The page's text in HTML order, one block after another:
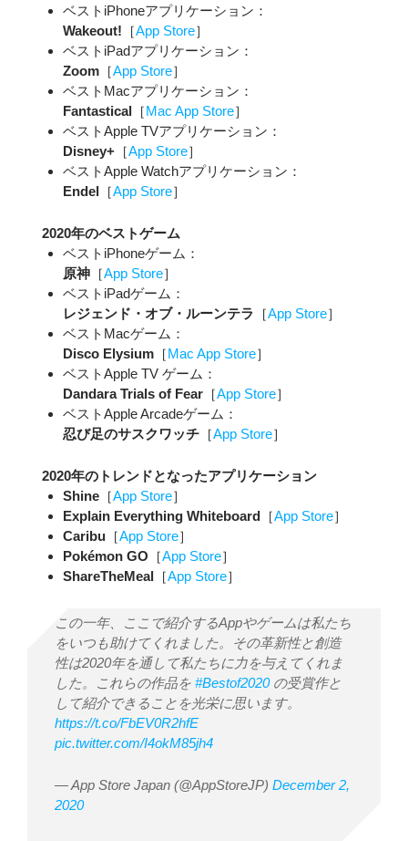
ベストiPhoneアプリケーション：
Wakeout! ［App Store］
ベストiPadアプリケーション：
Zoom ［App Store］
ベストMacアプリケーション：
Fantastical ［Mac App Store］
ベストApple TVアプリケーション：
Disney+ ［App Store］
ベストApple Watchアプリケーション：
Endel ［App Store］
2020年のベストゲーム
ベストiPhoneゲーム：
原神 ［App Store］
ベストiPadゲーム：
レジェンド・オブ・ルーンテラ ［App Store］
ベストMacゲーム：
Disco Elysium ［Mac App Store］
ベストApple TV ゲーム：
Dandara Trials of Fear ［App Store］
ベストApple Arcadeゲーム：
忍び足のサスクワッチ ［App Store］
2020年のトレンドとなったアプリケーション
Shine ［App Store］
Explain Everything Whiteboard ［App Store］
Caribu ［App Store］
Pokémon GO ［App Store］
ShareTheMeal ［App Store］
この一年、ここで紹介するAppやゲームは私たち
をいつも助けてくれました。その革新性と創造
性は2020年を通して私たちに力を与えてくれま
した。これらの作品を #Bestof2020の受賞作と
して紹介できることを光栄に思います。
https://t.co/FbEV0R2hfE
pic.twitter.com/I4okM85jh4
— App Store Japan (@AppStoreJP) December 2,
2020